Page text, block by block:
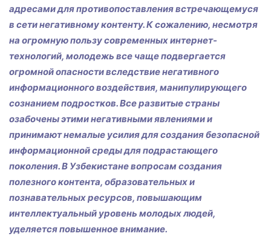
адресами для противопоставления встречающемуся
в сети негативному контенту. К сожалению, несмотря
на огромную пользу современных интернет-
технологий, молодежь все чаще подвергается
огромной опасности вследствие негативного
информационного воздействия, манипулирующего
сознанием подростков. Все развитые страны
озабочены этими негативными явлениями и
принимают немалые усилия для создания безопасной
информационной среды для подрастающего
поколения. В Узбекистане вопросам создания
полезного контента, образовательных и
познавательных ресурсов, повышающим
интеллектуальный уровень молодых людей,
уделяется повышенное внимание.